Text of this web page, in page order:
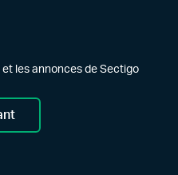
les annonces de Sectigo